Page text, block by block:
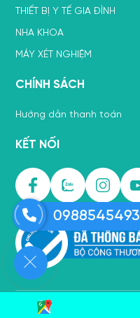
THIẾT BỊ Y TẾ GIA ĐÌNH
NHA KHOA
MÁY XÉT NGHIỆM
CHÍNH SÁCH
Hướng dẫn thanh toán
KẾT NỐI
0988545493